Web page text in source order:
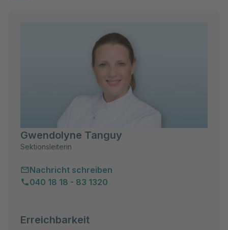
Gwendolyne Tanguy
Sektionsleiterin
Nachricht schreiben
040 18 18 - 83 1320
Erreichbarkeit